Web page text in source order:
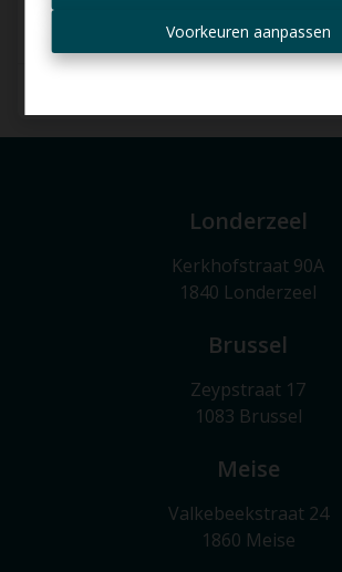
Voorkeuren aanpassen
Londerzeel
Kerkhofstraat 90A
1840 Londerzeel
Brussel
Zeypstraat 17
1083 Brussel
Meise
Valkebeekstraat 24
1860 Meise
Ontvang aanbod per mail